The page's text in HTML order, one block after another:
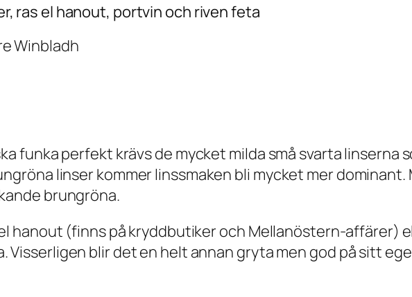
ras el hanout, portvin och riven feta
Winbladh
funka perfekt krävs de mycket milda små svarta linserna
linser kommer linssmaken bli mycket mer
brungröna.
hanout (finns på kryddbutiker och Mellanöstern-affärer)
Visserligen blir det en helt annan gryta men god på sitt